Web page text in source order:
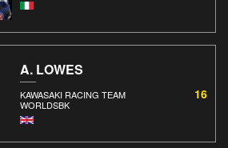
A. LOWES
KAWASAKI RACING TEAM
WORLDSBK
16